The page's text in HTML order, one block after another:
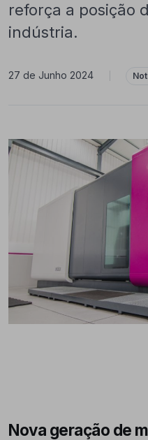
reforça a posição
indústria.
27 de Junho 2024
Nova geração de